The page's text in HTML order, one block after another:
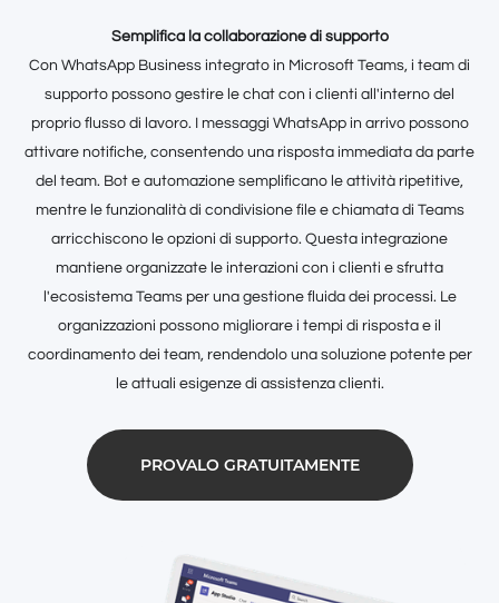
Semplifica la collaborazione di supporto
Con WhatsApp Business integrato in Microsoft Teams, i team di
supporto possono gestire le chat con i clienti all'interno del
proprio flusso di lavoro. I messaggi WhatsApp in arrivo possono
attivare notifiche, consentendo una risposta immediata da parte
del team. Bot e automazione semplificano le attività ripetitive,
mentre le funzionalità di condivisione file e chiamata di Teams
arricchiscono le opzioni di supporto. Questa integrazione
mantiene organizzate le interazioni con i clienti e sfrutta
l'ecosistema Teams per una gestione fluida dei processi. Le
organizzazioni possono migliorare i tempi di risposta e il
coordinamento dei team, rendendolo una soluzione potente per
le attuali esigenze di assistenza clienti.
PROVALO GRATUITAMENTE